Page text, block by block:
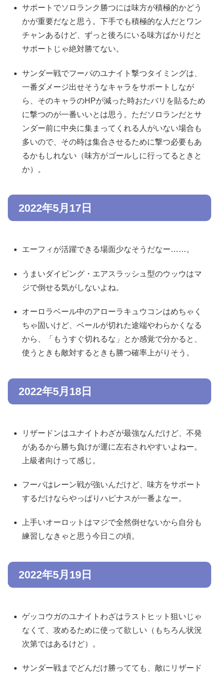
サポートでソロランク勝つには味方が積極的かどう
かが重要だなと思う。下手でも積極的な人だとワン
チャンあるけど、ずっと後ろにいる味方ばかりだと
サポートじゃ絶対勝てない。
サンダー戦でフーパのユナイト撃つタイミングは、
一番ダメージ出せそうなキャラをサポートしなが
ら、そのキャラのHPが減った時おたバリを貼るため
に撃つのが一番いいとは思う。ただソロランだとサ
ンダー前に中央に集まってくれる人がいない場合も
多いので、その時は集合させるために撃つ必要もあ
るかもしれない（味方がゴールしに行ってるときと
か）。
2022年5月17日
エーフィが活躍できる場面少なそうだなー……。
うまいダイビング・エアスラッシュ型のウッウはマ
ジで倒せる気がしないよね。
オーロラベール中のアローラキュウコンはめちゃく
ちゃ固いけど、ベールが切れた途端やわらかくなる
から、「もうすぐ切れるな」とか感覚で分かると、
使うときも敵対するときも勝つ確率上がりそう。
2022年5月18日
リザードンはユナイトわざが最強なんだけど、不発
があるから勝ち負けが運に左右されやすいよねー。
上級者向けって感じ。
フーパはレーン戦が強いんだけど、味方をサポート
するだけならやっぱりハピナスが一番よなー。
上手いオーロットはマジで全然倒せないから自分も
練習しなきゃと思う今日この頃。
2022年5月19日
ゲッコウガのユナイトわざはラストヒット狙いじゃ
なくて、攻めるために使って欲しい（もちろん状況
次第ではあるけど）。
サンダー戦までどんだけ勝ってても、敵にリザード